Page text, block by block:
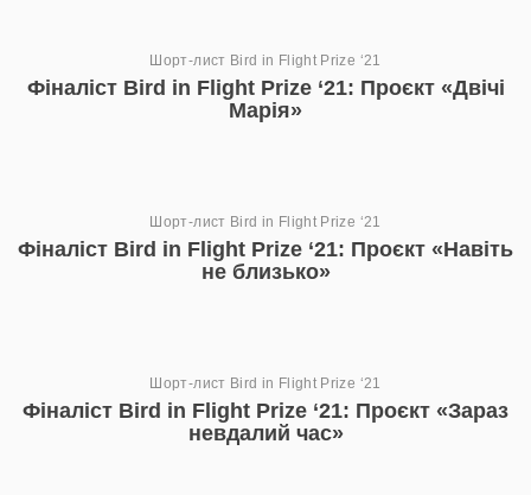
Шорт-лист Bird in Flight Prize ‘21
Фіналіст Bird in Flight Prize ‘21: Проєкт «Двічі
Марія»
Шорт-лист Bird in Flight Prize ‘21
Фіналіст Bird in Flight Prize ‘21: Проєкт «Навіть
не близько»
Шорт-лист Bird in Flight Prize ‘21
Фіналіст Bird in Flight Prize ‘21: Проєкт «Зараз
невдалий час»